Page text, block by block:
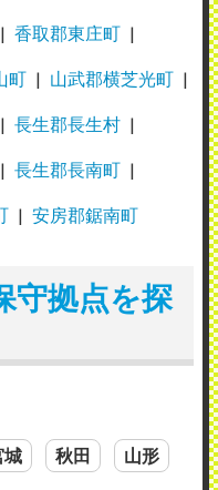
香取郡東庄町
町 山武郡横芝光町
長生郡長生村
長生郡長南町
安房郡鋸南町
守拠点を探
城 秋田 山形